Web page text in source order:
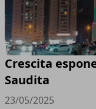
Crescita
Saudita
23/05/2025